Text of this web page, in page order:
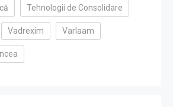
Tehnologii de Consolidare
Vadrexim Varlaam